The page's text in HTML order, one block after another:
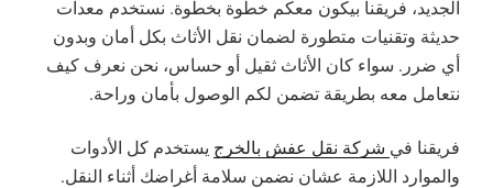
الجديد، فريقنا بيكون معكم خطوة بخطوة. نستخدم معدات
حديثة وتقنيات متطورة لضمان نقل الأثاث بكل أمان وبدون
أي ضرر. سواء كان الأثاث ثقيل أو حساس، نحن نعرف كيف
نتعامل معه بطريقة تضمن لكم الوصول بأمان وراحة.
فريقنا في شركة نقل عفش بالخرج يستخدم كل الأدوات
والموارد اللازمة عشان نضمن سلامة أغراضك أثناء النقل.